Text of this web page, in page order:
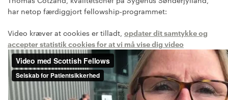
har netop færdiggjort fellowship-programmet:
Video kræver at cookies er tilladt, opdater dit samtykke og
accepter statistik cookies for at vi må vise dig video